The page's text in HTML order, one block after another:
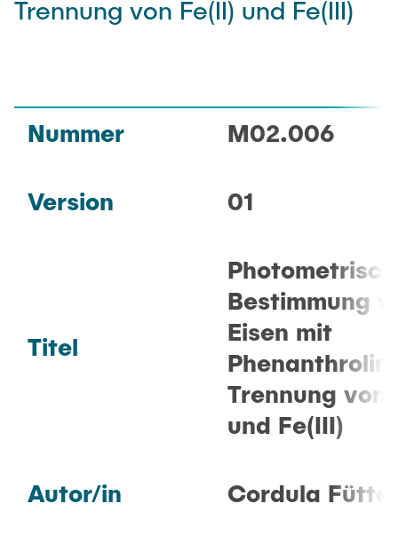
Beratung
FAQ
Trennung von Fe(II) und Fe(III)
Nummer M02.006
Version 01
Titel
Bestimmung
Eisen mit
Phenanthrolin
Trennung von
und Fe(III)
Autor/in Cordula